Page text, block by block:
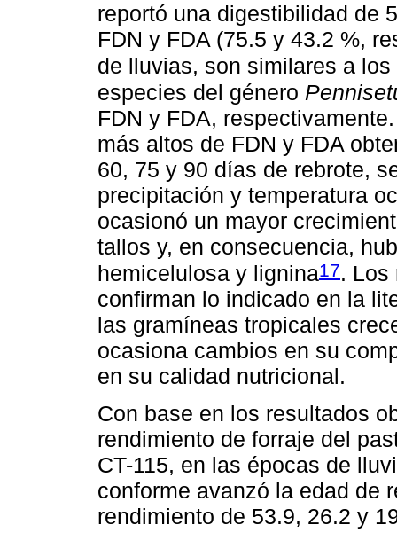
reportó una digestibilidad de
FDN y FDA (75.5 y 43.2 %,
de lluvias, son similares a
especies del género
FDN y FDA,
más altos de FDN y FDA
60, 75 y 90 días de rebrote,
precipitación y temperatura
ocasionó un mayor
tallos y, en consecuencia,
hemicelulosa y lignina17. Los
confirman lo indicado en la
las gramíneas tropicales
ocasiona cambios en su
en su calidad nutricional.
Con base en los resultados
rendimiento de forraje del
CT-115, en las épocas de
conforme avanzó la edad de
rendimiento de 53.9, 26.2 y